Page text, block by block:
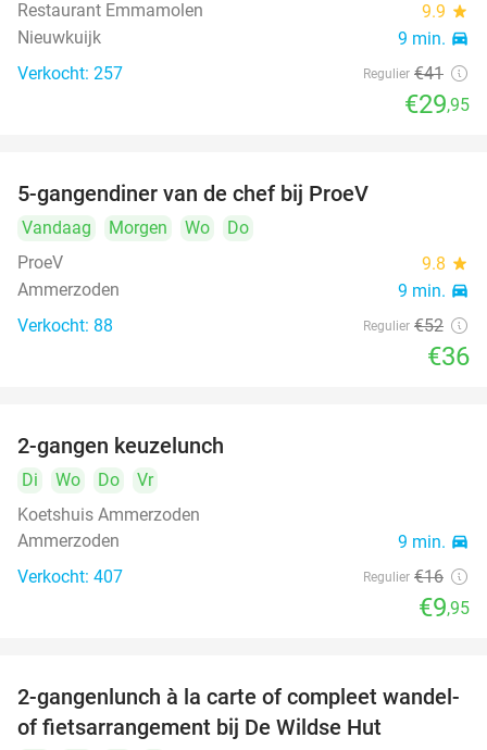
Restaurant Emmamolen 9.9 star
Nieuwkuijk 9 min. directions_car
Verkocht: 257 Regulier €41
€29,95
5-gangendiner van de chef bij ProeV
Vandaag Morgen Wo
Do
ProeV
9.8 star
Ammerzoden 9 min. directions_car
Verkocht: 88 Regulier €52
€36
2-gangen keuzelunch
Di Wo Do
Vr
Koetshuis Ammerzoden
Ammerzoden
9 min. directions_car
Verkocht: 407 Regulier €16
€9,95
34%
2-gangenlunch à la carte of compleet wandel-
of fietsarrangement bij De Wildse Hut